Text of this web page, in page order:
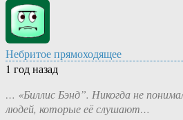
Небритое прямоходящее
1 год назад
… «Биллис Бэнд”. Никогда не
людей, которые её слушают…